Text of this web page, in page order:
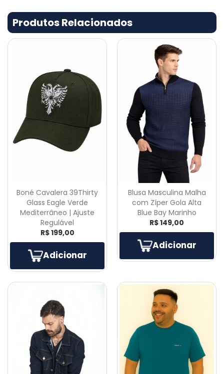
Produtos Relacionados
Boné Cavalera 39Thirty
Glass Eagle Verde
Mediterrâneo | Ajuste
Regulável
R$ 199,00
Adicionar
Blusa Masculina Malha
com Zíper Gola Alta
Blue Bay Marinho
R$ 149,00
Adicionar